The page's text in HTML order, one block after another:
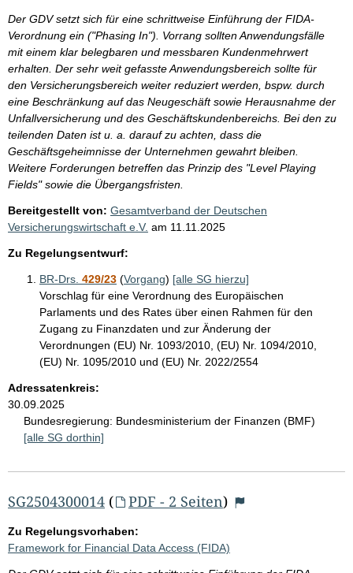
Der GDV setzt sich für eine schrittweise Einführung der FIDA-
Verordnung ein ("Phasing In"). Vorrang sollten Anwendungsfälle
mit einem klar belegbaren und messbaren Kundenmehrwert
erhalten. Der sehr weit gefasste Anwendungsbereich sollte für
den Versicherungsbereich weiter reduziert werden, bspw. durch
eine Beschränkung auf das Neugeschäft sowie Herausnahme der
Unfallversicherung und des Geschäftskundenbereichs. Bei den zu
teilenden Daten ist u. a. darauf zu achten, dass die
Geschäftsgeheimnisse der Unternehmen gewahrt bleiben.
Weitere Forderungen betreffen das Prinzip des "Level Playing
Fields" sowie die Übergangsfristen.
Bereitgestellt von: Gesamtverband der Deutschen
Versicherungswirtschaft e.V. am 11.11.2025
Zu Regelungsentwurf:
BR-Drs. 429/23 (Vorgang) [alle SG hierzu]
Vorschlag für eine Verordnung des Europäischen
Parlaments und des Rates über einen Rahmen für den
Zugang zu Finanzdaten und zur Änderung der
Verordnungen (EU) Nr. 1093/2010, (EU) Nr. 1094/2010,
(EU) Nr. 1095/2010 und (EU) Nr. 2022/2554
Adressatenkreis:
30.09.2025
Bundesregierung: Bundesministerium der Finanzen (BMF)
[alle SG dorthin]
SG2504300014 ( PDF - 2 Seiten)
Zu Regelungsvorhaben:
Framework for Financial Data Access (FIDA)